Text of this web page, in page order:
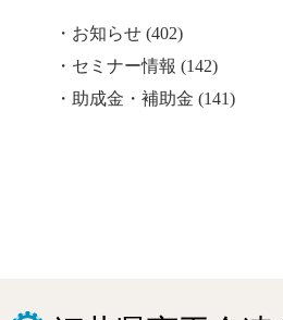
お知らせ (402)
セミナー情報 (142)
助成金・補助金 (141)